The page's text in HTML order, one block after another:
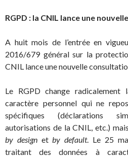
RGPD : la CNIL lance une
A huit mois de l’entrée en
2016/679 général sur la
CNIL lance une nouvelle
Le RGPD change radicalement
caractère personnel qui ne
spécifiques (déclarations
autorisations de la CNIL, etc.)
by design etby default. Le 25
traitant des données à